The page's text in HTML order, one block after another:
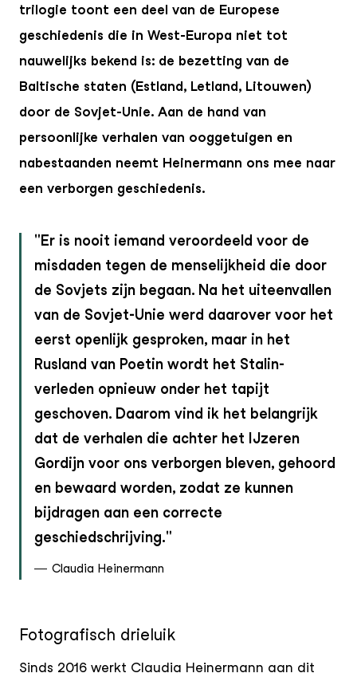
trilogie toont een deel van de Europese
geschiedenis die in West-Europa niet tot
nauwelijks bekend is: de bezetting van de
Baltische staten (Estland, Letland, Litouwen)
door de Sovjet-Unie. Aan de hand van
persoonlijke verhalen van ooggetuigen en
nabestaanden neemt Heinermann ons mee naar
een verborgen geschiedenis.
Er is nooit iemand veroordeeld voor de
misdaden tegen de menselijkheid die door
de Sovjets zijn begaan. Na het uiteenvallen
van de Sovjet-Unie werd daarover voor het
eerst openlijk gesproken, maar in het
Rusland van Poetin wordt het Stalin-
verleden opnieuw onder het tapijt
geschoven. Daarom vind ik het belangrijk
dat de verhalen die achter het IJzeren
Gordijn voor ons verborgen bleven, gehoord
en bewaard worden, zodat ze kunnen
bijdragen aan een correcte
geschiedschrijving.
Claudia Heinermann
Fotografisch drieluik
Sinds 2016 werkt Claudia Heinermann aan dit